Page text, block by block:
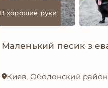
В хорошие руки
Киев, Оболонский район